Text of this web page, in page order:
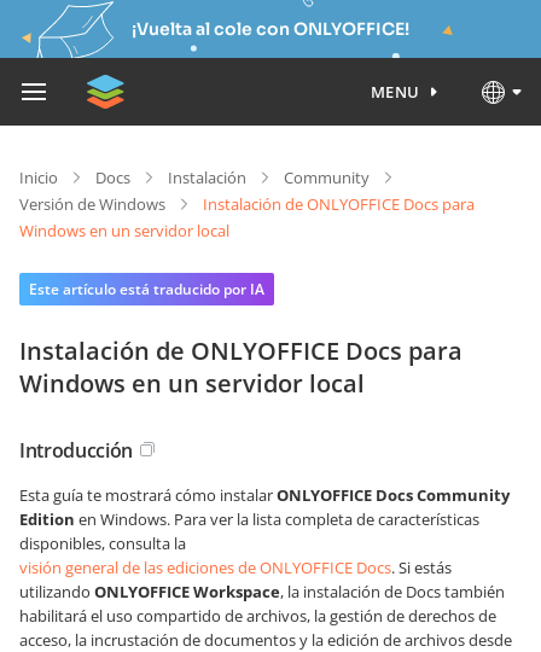
¡Vuelta al cole con ONLYOFFICE!
MENU
Inicio Docs Instalación
Community
Versión de Windows
Instalación de ONLYOFFICE Docs para
Windows en un servidor local
Este artículo está traducido por IA
Instalación de ONLYOFFICE Docs para
Windows en un servidor local
Introducción
Esta guía te mostrará cómo instalarONLYOFFICE Docs Community
Edition en Windows. Para ver la lista completa de características
disponibles, consulta la
visión general de las ediciones de ONLYOFFICE Docs. Si estás
utilizando ONLYOFFICE Workspace, la instalación de Docs también
habilitará el uso compartido de archivos, la gestión de derechos de
acceso, la incrustación de documentos y la edición de archivos desde